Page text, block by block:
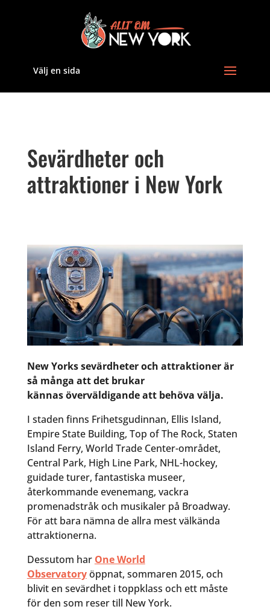
Välj en sida
Sevärdheter och
attraktioner i New York
New Yorks sevärdheter och attraktioner är
så många att det brukar
kännas överväldigande att behöva välja.
I staden finns Frihetsgudinnan, Ellis Island,
Empire State Building, Top of The Rock, Staten
Island Ferry, World Trade Center-området,
Central Park, High Line Park, NHL-hockey,
guidade turer, fantastiska museer,
återkommande evenemang, vackra
promenadstråk och musikaler på Broadway.
För att bara nämna de allra mest välkända
attraktionerna.
Dessutom har One World
Observatoryöppnat, sommaren 2015, och
blivit en sevärdhet i toppklass och ett måste
för den som reser till New York.